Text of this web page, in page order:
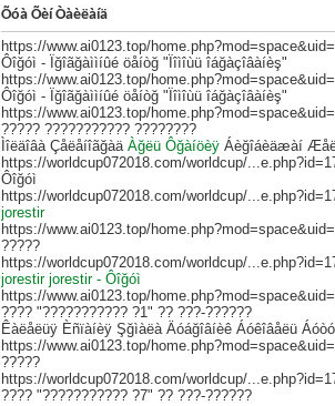
Õóà Õèí Òàèëàíä
https://www.ai0123.top/
Ôîğóì - Ïğîãğàììíûé öåíòğ "Ïîìîùü îáğàçîâàíèş"
https://www.ai0123.top/
Ôîğóì - Ïğîãğàììíûé öåíòğ "Ïîìîùü îáğàçîâàíèş"
https://www.ai0123.top/
????? ??????????? ????????
Ìîëäîâà Çåëåíîãğàä Àğëü Ôğàíöèÿ Áèğîáèäæàí
https://worldcup072018.com/worldcup/
Ôîğóì
https://worldcup072018.com/worldcup/
jorestir
https://www.ai0123.top/
?????
https://worldcup072018.com/worldcup/
jorestir jorestir - Ôîğóì
https://www.ai0123.top/
???? "??????????? ?1" ?? ???-??????
Êàëåëüÿ Èñïàíèÿ Şğìàëà Äóáğîâíèê Áóêîâåëü
https://www.ai0123.top/
?????
https://worldcup072018.com/worldcup/
???? "??????????? ?7" ?? ???-??????